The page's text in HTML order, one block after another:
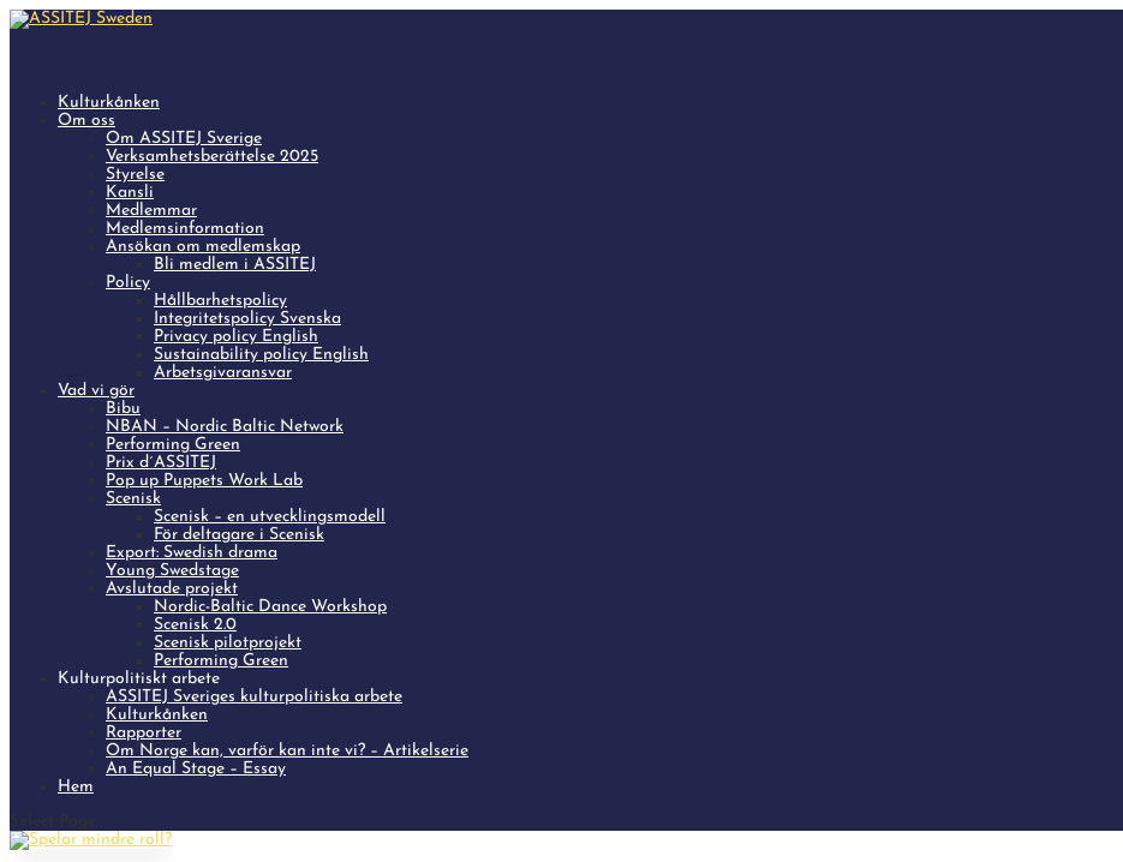
Kulturkånken
Om oss
Om ASSITEJ Sverige
Verksamhetsberättelse 2025
Styrelse
Kansli
Medlemmar
Medlemsinformation
Ansökan om medlemskap
Bli medlem i ASSITEJ
Policy
Hållbarhetspolicy
Integritetspolicy Svenska
Privacy policy English
Sustainability policy English
Arbetsgivaransvar
Vad vi gör
Bibu
NBAN – Nordic Baltic Network
Performing Green
Prix d´ASSITEJ
Pop up Puppets Work Lab
Scenisk
Scenisk – en utvecklingsmodell
För deltagare i Scenisk
Export: Swedish drama
Young Swedstage
Avslutade projekt
Nordic-Baltic Dance Workshop
Scenisk 2.0
Scenisk pilotprojekt
Performing Green
Kulturpolitiskt arbete
ASSITEJ Sveriges kulturpolitiska arbete
Kulturkånken
Rapporter
Om Norge kan, varför kan inte vi? – Artikelserie
An Equal Stage – Essay
Hem
Select Page